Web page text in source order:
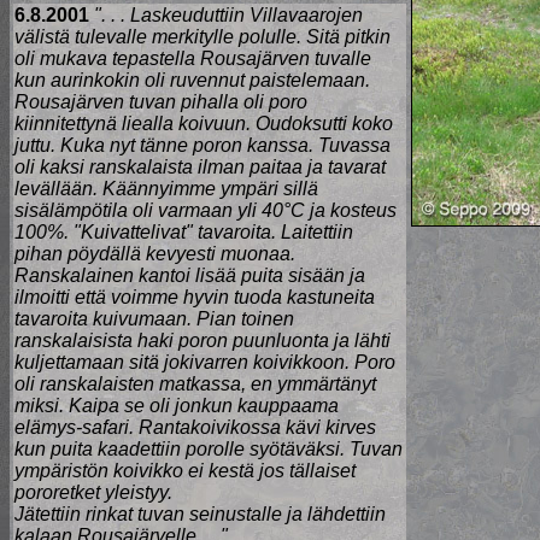
6.8.2001 ". . . Laskeuduttiin Villavaarojen
välistä tulevalle merkitylle polulle. Sitä pitkin
oli mukava tepastella Rousajärven tuvalle
kun aurinkokin oli ruvennut paistelemaan.
Rousajärven tuvan pihalla oli poro
kiinnitettynä liealla koivuun. Oudoksutti koko
juttu. Kuka nyt tänne poron kanssa. Tuvassa
oli kaksi ranskalaista ilman paitaa ja tavarat
levällään. Käännyimme ympäri sillä
sisälämpötila oli varmaan yli 40°C ja kosteus
100%. "Kuivattelivat" tavaroita. Laitettiin
pihan pöydällä kevyesti muonaa.
Ranskalainen kantoi lisää puita sisään ja
ilmoitti että voimme hyvin tuoda kastuneita
tavaroita kuivumaan. Pian toinen
ranskalaisista haki poron puunluonta ja lähti
kuljettamaan sitä jokivarren koivikkoon. Poro
oli ranskalaisten matkassa, en ymmärtänyt
miksi. Kaipa se oli jonkun kauppaama
elämys-safari. Rantakoivikossa kävi kirves
kun puita kaadettiin porolle syötäväksi. Tuvan
ympäristön koivikko ei kestä jos tällaiset
pororetket yleistyy.
Jätettiin rinkat tuvan seinustalle ja lähdettiin
kalaan Rousajärvelle. . ."